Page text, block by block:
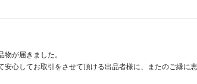
が届きました。
安心してお取引をさせて頂ける出品者様に、またのご縁に